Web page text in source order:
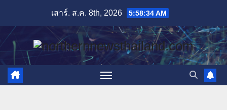
content
เสาร์. ส.ค. 8th, 2026 5:58:35 AM